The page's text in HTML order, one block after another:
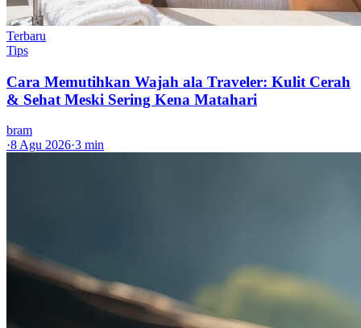
Terbaru
Tips
Cara Memutihkan Wajah ala Traveler: Kulit Cerah
& Sehat Meski Sering Kena Matahari
bram
·8 Agu 2026·3 min